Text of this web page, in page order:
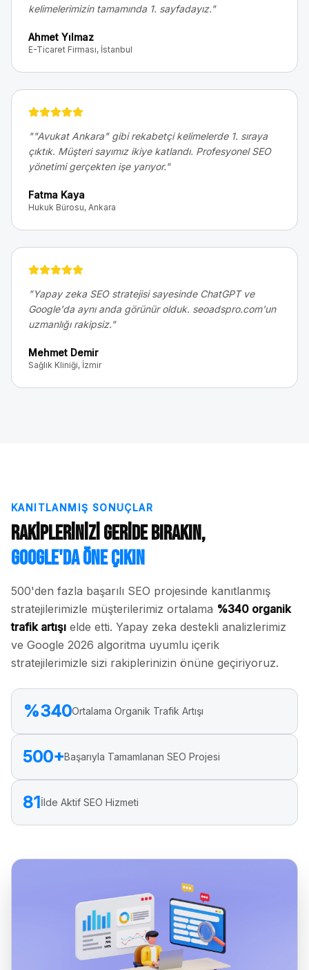
kelimelerimizin tamamında 1. sayfadayız."
Ahmet Yılmaz
E-Ticaret Firması, İstanbul
""Avukat Ankara" gibi rekabetçi kelimelerde 1. sıraya
çıktık. Müşteri sayımız ikiye katlandı. Profesyonel SEO
yönetimi gerçekten işe yarıyor."
Fatma Kaya
Hukuk Bürosu, Ankara
"Yapay zeka SEO stratejisi sayesinde ChatGPT ve
Google'da aynı anda görünür olduk. seoadspro.com'un
uzmanlığı rakipsiz."
Mehmet Demir
Sağlık Kliniği, İzmir
KANITLANMIŞ SONUÇLAR
Rakiplerinizi Geride Bırakın,
Google'da Öne Çıkın
500'den fazla başarılı SEO projesinde kanıtlanmış
stratejilerimizle müşterilerimiz ortalama %340 organik
trafik artışı elde etti. Yapay zeka destekli analizlerimiz
ve Google 2026 algoritma uyumlu içerik
stratejilerimizle sizi rakiplerinizin önüne geçiriyoruz.
%340Ortalama Organik Trafik Artışı
500+Başarıyla Tamamlanan SEO Projesi
81İlde Aktif SEO Hizmeti